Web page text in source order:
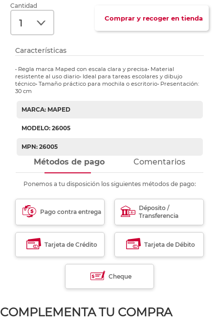
Cantidad
Comprar y recoger en tienda
Características
• Regla marca Maped con escala clara y precisa• Material
resistente al uso diario• Ideal para tareas escolares y dibujo
técnico• Tamaño práctico para mochila o escritorio• Presentación:
30 cm
MARCA: MAPED
MODELO: 26005
MPN: 26005
Métodos de pago Comentarios
Ponemos a tu disposición los siguientes métodos de pago:
Pago contra entrega
Déposito /
Transferencia
Tarjeta de Crédito Tarjeta de Débito
Cheque
COMPLEMENTA TU COMPRA